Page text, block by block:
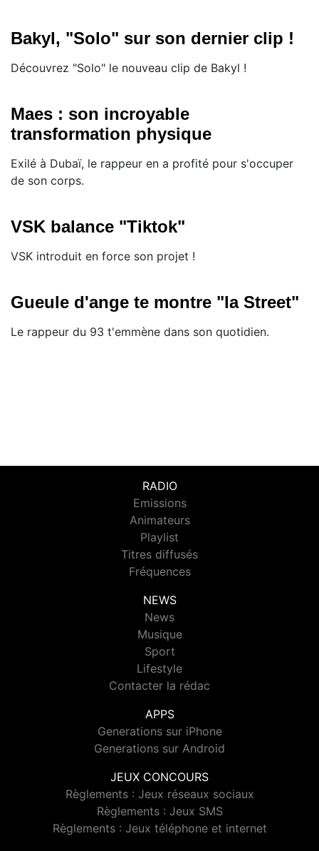
Bakyl, "Solo" sur son dernier clip !
Découvrez "Solo" le nouveau clip de Bakyl !
Maes : son incroyable
transformation physique
Exilé à Dubaï, le rappeur en a profité pour s'occuper
de son corps.
VSK balance "Tiktok"
VSK introduit en force son projet !
Gueule d'ange te montre "la Street"
Le rappeur du 93 t'emmène dans son quotidien.
RADIO
Emissions
Animateurs
Playlist
Titres diffusés
Fréquences
NEWS
News
Musique
Sport
Lifestyle
Contacter la rédac
APPS
Generations sur iPhone
Generations sur Android
JEUX CONCOURS
Règlements : Jeux réseaux sociaux
Règlements : Jeux SMS
Règlements : Jeux téléphone et internet